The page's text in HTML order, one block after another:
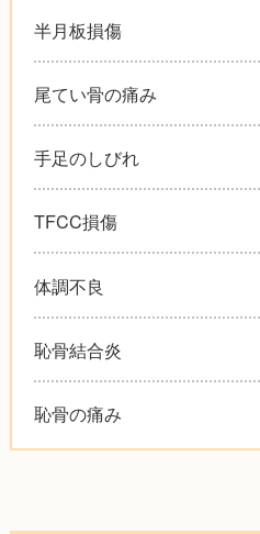
半月板損傷
尾てい骨の痛み
手足のしびれ
TFCC損傷
体調不良
恥骨結合炎
恥骨の痛み